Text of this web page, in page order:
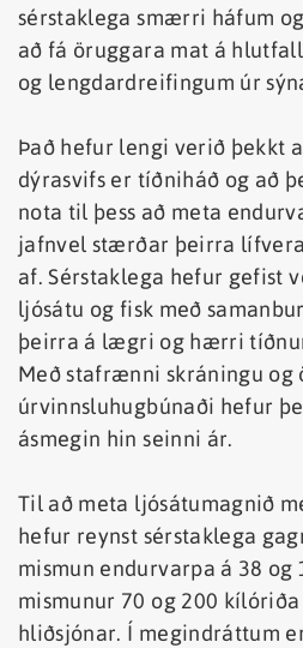
sérstaklega smærri háfum
að fá öruggara mat á
og lengdardreifingum úr
Það hefur lengi verið þekkt
dýrasvifs er tíðniháð og að
nota til þess að meta
jafnvel stærðar þeirra
af. Sérstaklega hefur gefist
ljósátu og fisk með
þeirra á lægri og hærri
Með stafrænni skráningu og
úrvinnsluhugbúnaði hefur
ásmegin hin seinni ár.
Til að meta ljósátumagnið
hefur reynst sérstaklega
mismun endurvarpa á 38 og
mismunur 70 og 200
hliðsjónar. Í megindráttum